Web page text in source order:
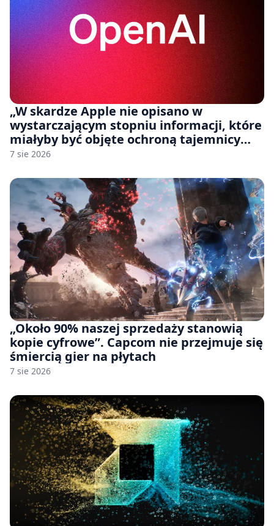
„W skardze Apple nie opisano w
wystarczającym stopniu informacji, które
miałyby być objęte ochroną tajemnicy
handlowej”. OpenAI żąda odrzucenia
7 sie 2026
„Około 90% naszej sprzedaży stanowią
kopie cyfrowe”. Capcom nie przejmuje się
śmiercią gier na płytach
7 sie 2026